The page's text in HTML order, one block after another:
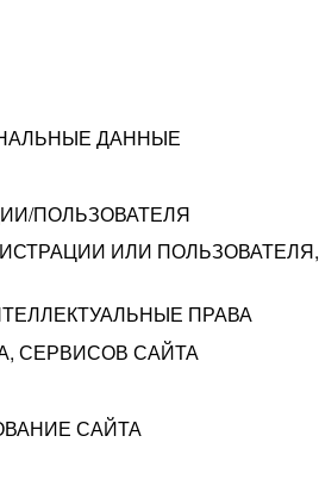
ДАННЫЕ
ПОЛЬЗОВАТЕЛЯ
ИЛИ ПОЛЬЗОВАТЕЛЯ,
ПРАВА
СЕРВИСОВ САЙТА
САЙТА